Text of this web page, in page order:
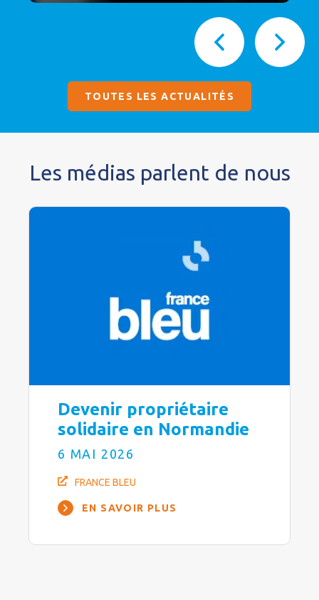
TOUTES LES ACTUALITÉS
Les médias parlent de nous
Devenir propriétaire
solidaire en Normandie
6 MAI 2026
FRANCE BLEU
EN SAVOIR PLUS